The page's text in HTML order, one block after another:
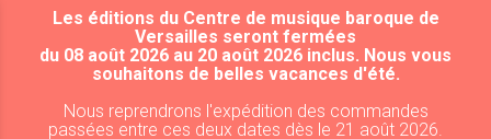
ALLER AU CONTENU PRINCIPAL
Les éditions du Centre de musique baroque de
Versailles seront fermées
du 08 août 2026 au 20 août 2026 inclus. Nous vous
souhaitons de belles vacances d'été.
Nous reprendrons l'expédition des commandes
passées entre ces deux dates dès le 21 août 2026.